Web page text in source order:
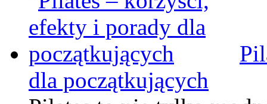
dla początkujących